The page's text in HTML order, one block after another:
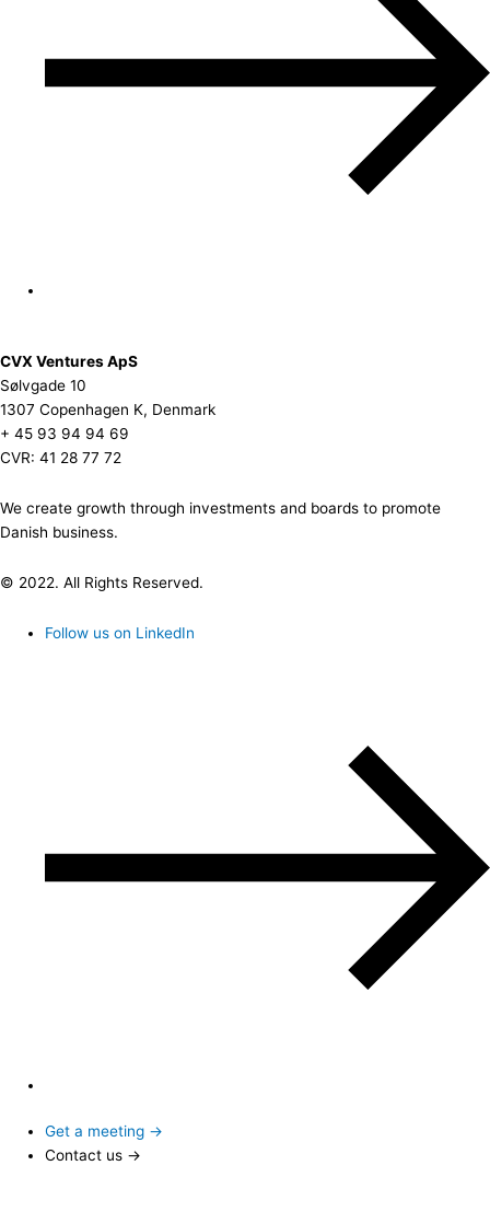
CVX Ventures ApS
Sølvgade 10
1307 Copenhagen K, Denmark
+ 45 93 94 94 69
CVR: 41 28 77 72
We create growth through investments and boards to promote
Danish business.
© 2022. All Rights Reserved.
Follow us on LinkedIn
Get a meeting →
Contact us →